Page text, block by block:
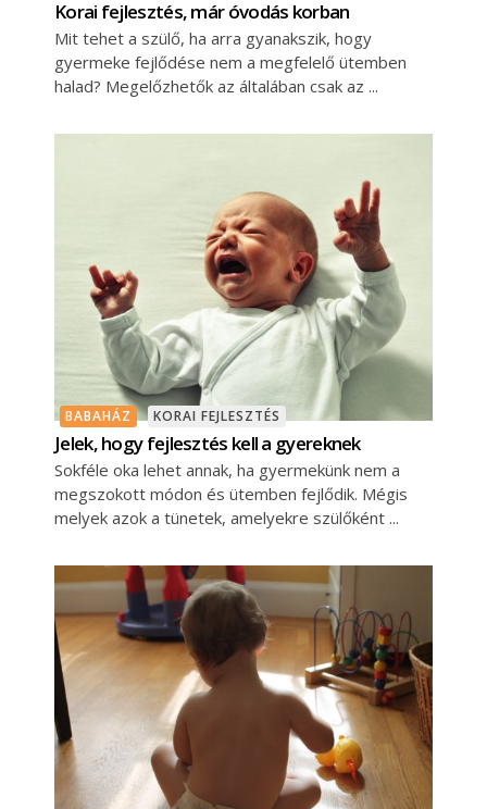
Korai fejlesztés, már óvodás korban
Mit tehet a szülő, ha arra gyanakszik, hogy
gyermeke fejlődése nem a megfelelő ütemben
halad? Megelőzhetők az általában csak az
BABAHÁZ KORAI FEJLESZTÉS
Jelek, hogy fejlesztés kell a gyereknek
Sokféle oka lehet annak, ha gyermekünk nem a
megszokott módon és ütemben fejlődik. Mégis
melyek azok a tünetek, amelyekre szülőként